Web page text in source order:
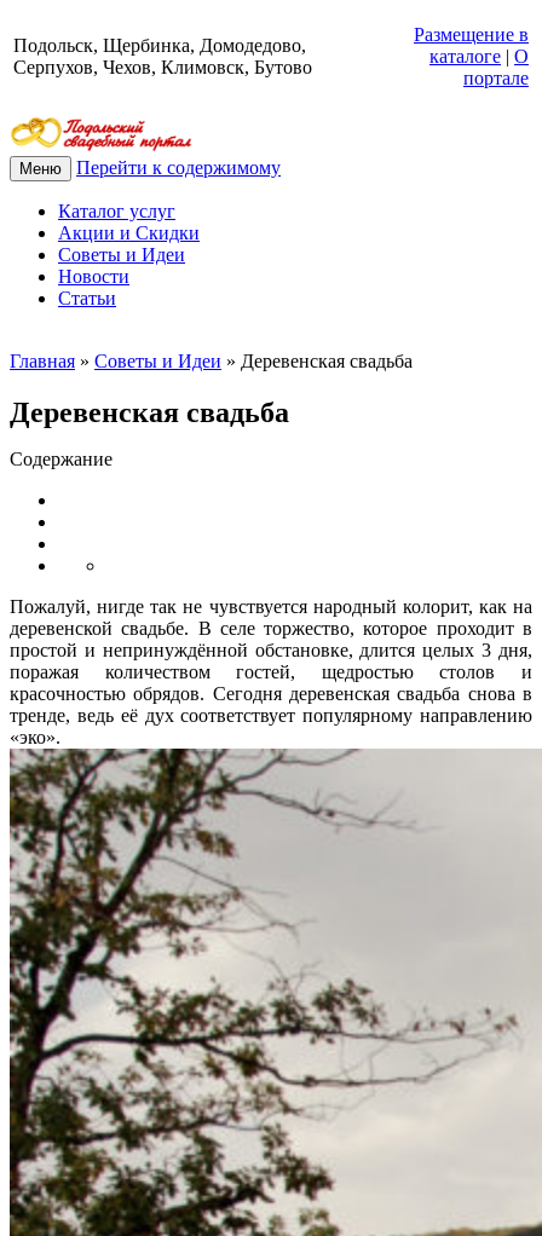
Подольск, Щербинка, Домодедово,
Серпухов, Чехов, Климовск, Бутово
Размещение в
каталоге | О
портале
Меню Перейти к содержимому
Каталог услуг
Акции и Скидки
Советы и Идеи
Новости
Статьи
Главная » Советы и Идеи » Деревенская свадьба
Деревенская свадьба
Содержание
Пожалуй, нигде так не чувствуется народный колорит, как на
деревенской свадьбе. В селе торжество, которое проходит в
простой и непринуждённой обстановке, длится целых 3 дня,
поражая количеством гостей, щедростью столов и
красочностью обрядов. Сегодня деревенская свадьба снова в
тренде, ведь её дух соответствует популярному направлению
«эко».